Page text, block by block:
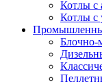
Котлы с
Котлы с
Блочно-